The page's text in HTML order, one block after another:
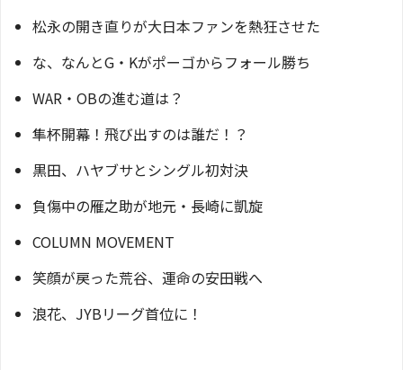
松永の開き直りが大日本ファンを熱狂させた
な、なんとG・Kがポーゴからフォール勝ち
WAR・OBの進む道は？
隼杯開幕！飛び出すのは誰だ！？
黒田、ハヤブサとシングル初対決
負傷中の雁之助が地元・長崎に凱旋
COLUMN MOVEMENT
笑顔が戻った荒谷、運命の安田戦へ
浪花、JYBリーグ首位に！